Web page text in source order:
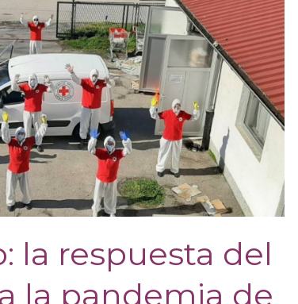
la respuesta del
la pandemia de